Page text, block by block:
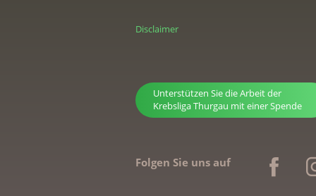
Disclaimer
Unterstützen Sie die Arbeit der
Krebsliga Thurgau mit einer Spende
Folgen Sie uns auf